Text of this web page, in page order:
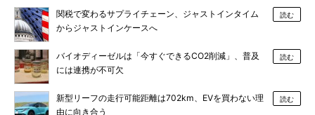
関税で変わるサプライチェーン、ジャストインタイム
からジャストインケースへ
読む
バイオディーゼルは「今すぐできるCO2削減」、普及
には連携が不可欠
読む
新型リーフの走行可能距離は702km、EVを買わない理
由に向き合う
読む